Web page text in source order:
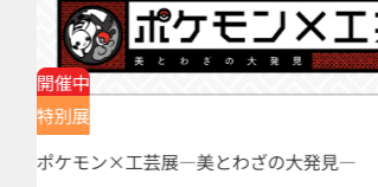
開催中
特別展
ポケモン×工芸展―美とわざの大発見―